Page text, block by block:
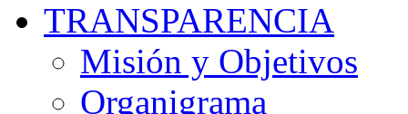
TRANSPARENCIA
Misión y Objetivos
Organigrama